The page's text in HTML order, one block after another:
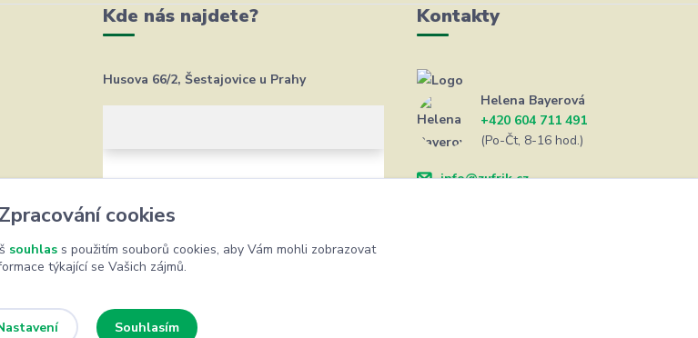
Kde nás najdete?
Husova 66/2, Šestajovice u Prahy
Kontakty
Helena Bayerová
+420 604 711 491
(Po-Čt, 8-16 hod.)
info@zufrik.cz
Zpracování cookies
souhlass použitím souborů cookies, aby Vám mohli zobrazovat
týkající se Vašich zájmů.
Souhlasím